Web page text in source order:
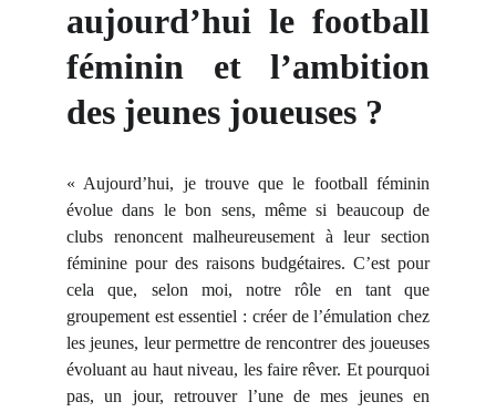
aujourd’hui le football
féminin et l’ambition
des jeunes joueuses ?
« Aujourd’hui, je trouve que le football féminin
évolue dans le bon sens, même si beaucoup de
clubs renoncent malheureusement à leur section
féminine pour des raisons budgétaires. C’est pour
cela que, selon moi, notre rôle en tant que
groupement est essentiel : créer de l’émulation chez
les jeunes, leur permettre de rencontrer des joueuses
évoluant au haut niveau, les faire rêver. Et pourquoi
pas, un jour, retrouver l’une de mes jeunes en